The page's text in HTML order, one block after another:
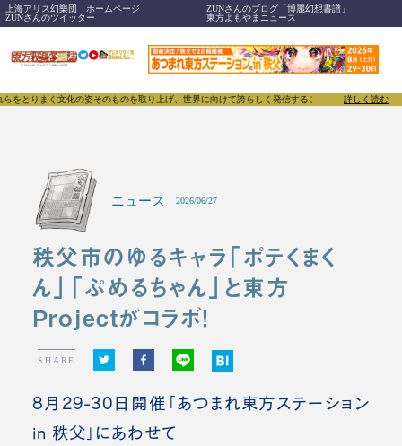
上海アリス幻樂団 ホームページ
ZUNさんのブログ「博麗幻想書譜」
ZUNさんのツイッター
東方よもやまニュース
姿そのものを取り上げ、世界に向けて誇らしく発信することで、東方Projectのみならず「同
詳しく読む
ニュース 2026/06/27
秩父市のゆるキャラ「ポテくまく
ん」「ぷめるちゃん」と東方
Projectがコラボ！
SHARE
8月29-30日開催「あつまれ東方ステーション
in 秩父」にあわせて